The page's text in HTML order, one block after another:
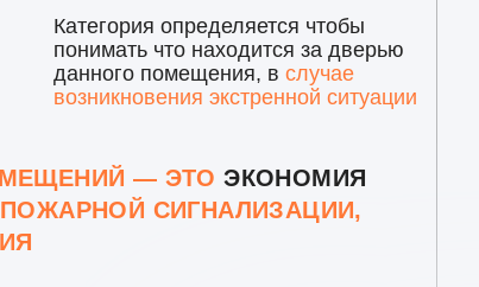
Категория определяется чтобы
понимать что находится за дверью
данного помещения, в случае
возникновения экстренной ситуации
— ЭТОЭКОНОМИЯ
СИГНАЛИЗАЦИИ,